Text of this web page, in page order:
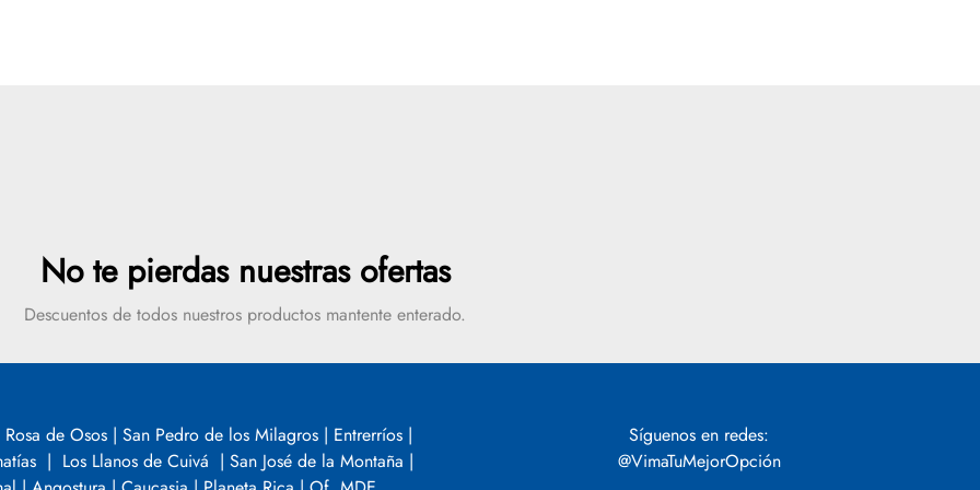
No te pierdas nuestras ofertas
Descuentos de todos nuestros productos mantente enterado.
SUSCRIBIR
Rosa de Osos | San Pedro de los Milagros | Entrerríos |
| Los Llanos de Cuivá | San José de la Montaña |
Síguenos en redes:
@VimaTuMejorOpción